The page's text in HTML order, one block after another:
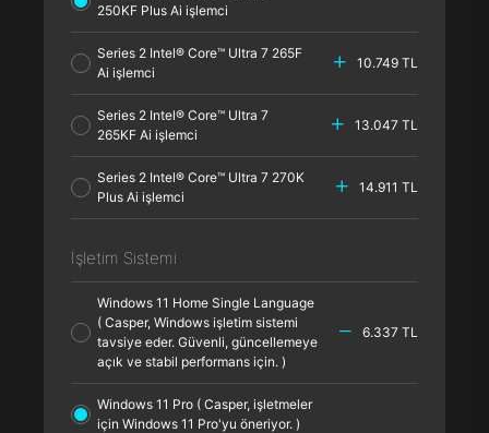
250KF Plus Ai işlemci
Series 2 Intel® Core™ Ultra 7 265F
Ai işlemci
10.749 TL
Series 2 Intel® Core™ Ultra 7
265KF Ai işlemci
13.047 TL
Series 2 Intel® Core™ Ultra 7 270K
Plus Ai işlemci
14.911 TL
İşletim Sistemi
Windows 11 Home Single Language
( Casper, Windows işletim sistemi
tavsiye eder. Güvenli, güncellemeye
açık ve stabil performans için. )
6.337 TL
Windows 11 Pro ( Casper, işletmeler
için Windows 11 Pro'yu öneriyor. )